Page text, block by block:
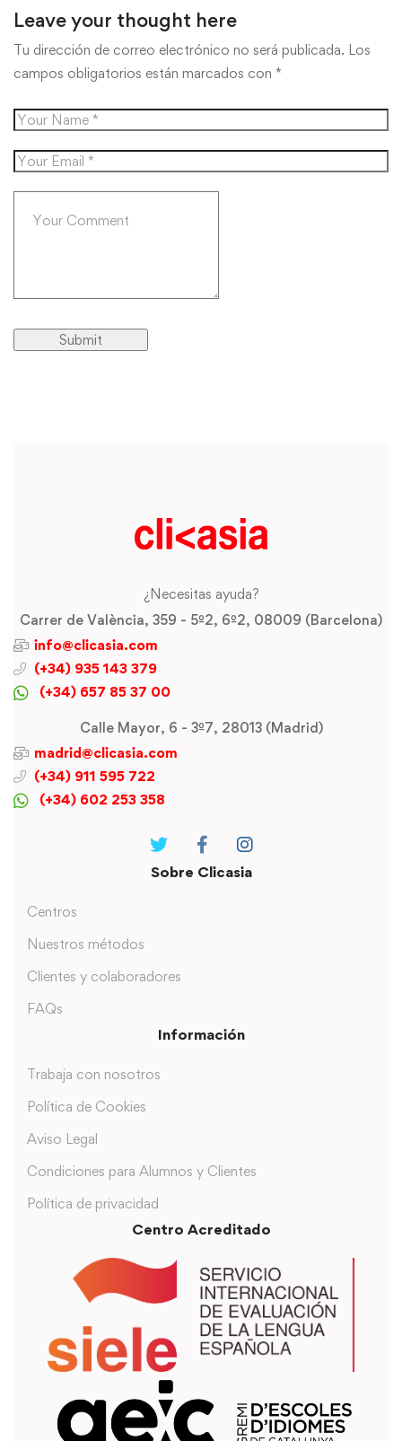
Leave your thought here
Tu dirección de correo electrónico no será publicada. Los
campos obligatorios están marcados con *
¿Necesitas ayuda?
Carrer de València, 359 - 5º2, 6º2, 08009 (Barcelona)
info@clicasia.com
(+34) 935 143 379
(+34) 657 85 37 00
Calle Mayor, 6 - 3º7, 28013 (Madrid)
madrid@clicasia.com
(+34) 911 595 722
(+34) 602 253 358
Sobre Clicasia
Centros
Nuestros métodos
Clientes y colaboradores
FAQs
Información
Trabaja con nosotros
Política de Cookies
Aviso Legal
Condiciones para Alumnos y Clientes
Política de privacidad
Centro Acreditado